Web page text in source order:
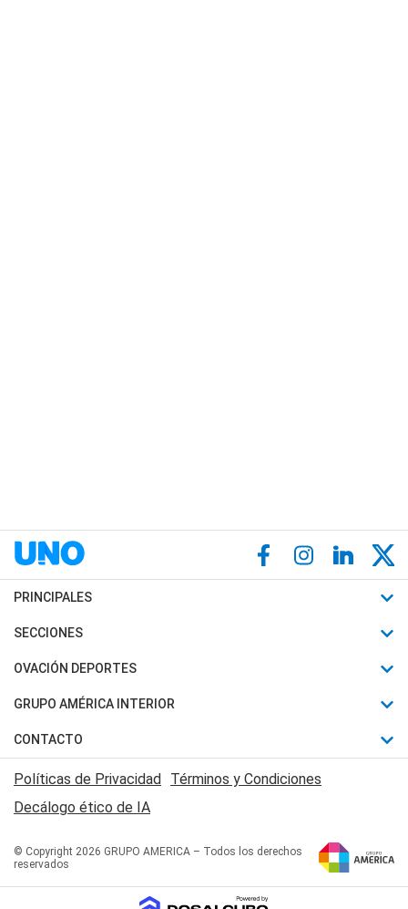
PRINCIPALES
Últimas Noticias
Política
Judiciales
Economia
SECCIONES
Horóscopo
Motores
Trucos caseros
Series y Películas
Edictos y Solicitadas
OVACIÓN DEPORTES
Fútbol
Mundial
Automovilismo
Rugby
Básquet
GRUPO AMÉRICA INTERIOR
Canal 7 en Vivo
San Juan 8
CONTACTO
Acerca de Nosotros
Contactanos
Políticas de Privacidad Términos y Condiciones
Decálogo ético de IA
© Copyright 2026 GRUPO AMERICA – Todos los derechos
reservados